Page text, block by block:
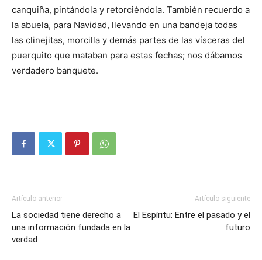
canquiña, pintándola y retorciéndola. También re­cuerdo a
la abuela, para Na­vi­dad, llevando en una bandeja todas
las clinejitas, morcilla y demás partes de las vísceras del
puerquito que mataban para estas fe­chas; nos dábamos
verda­dero banquete.
Artículo anterior
La sociedad tiene derecho a
una información fundada en la
verdad
Artículo siguiente
El Espíritu: Entre el pasado y el
futuro